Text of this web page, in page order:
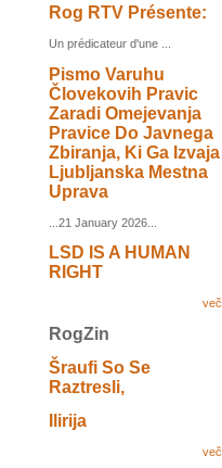
Rog RTV Présente:
Un prédicateur d'une ...
Pismo Varuhu
Človekovih Pravic
Zaradi Omejevanja
Pravice Do Javnega
Zbiranja, Ki Ga Izvaja
Ljubljanska Mestna
Uprava
...21 January 2026...
LSD IS A HUMAN
RIGHT
več
RogZin
Šraufi So Se
Raztresli,
Ilirija
več